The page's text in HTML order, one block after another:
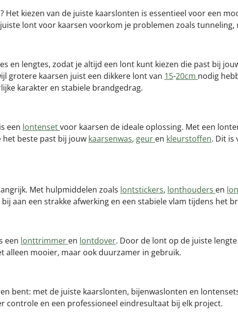
Het kiezen van de juiste kaarslonten is essentieel voor een
lont voor kaarsen voorkom je problemen zoals
en lengtes, zodat je altijd een lont kunt kiezen die past bij
grotere kaarsen juist een dikkere lont van 15-20cm nodig
karakter en stabiele brandgedrag.
een lontensetvoor kaarsen de ideale oplossing. Met een
beste past bij jouw kaarsenwas, geur en kleurstoffen. Dit is
Met hulpmiddelen zoals lontstickers, lonthouders en
aan een strakke afwerking en een stabiele vlam tijdens het
een lonttrimmer en lontdover. Door de lont op de juiste
alleen mooier, maar ook duurzamer in gebruik.
bent: met de juiste kaarslonten, bijenwaslonten en
controle en een professioneel eindresultaat bij elk project.